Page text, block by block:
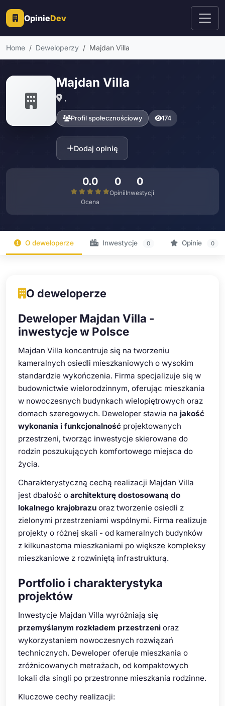
OpinieDev
Home Deweloperzy Majdan Villa
Majdan Villa
,
Profil społecznościowy 174
Dodaj opinię
0.0
Ocena
0
Opinii
0
Inwestycji
O deweloperze Inwestycje 0 Opinie 0
O deweloperze
Deweloper Majdan Villa -
inwestycje w Polsce
Majdan Villa koncentruje się na tworzeniu
kameralnych osiedli mieszkaniowych o wysokim
standardzie wykończenia. Firma specjalizuje się w
budownictwie wielorodzinnym, oferując mieszkania
w nowoczesnych budynkach wielopiętrowych oraz
domach szeregowych. Deweloper stawia na jakość
wykonania i funkcjonalność projektowanych
przestrzeni, tworząc inwestycje skierowane do
rodzin poszukujących komfortowego miejsca do
życia.
Charakterystyczną cechą realizacji Majdan Villa
jest dbałość o architekturę dostosowaną do
lokalnego krajobrazu oraz tworzenie osiedli z
zielonymi przestrzeniami wspólnymi. Firma realizuje
projekty o różnej skali - od kameralnych budynków
z kilkunastoma mieszkaniami po większe kompleksy
mieszkaniowe z rozwiniętą infrastrukturą.
Portfolio i charakterystyka
projektów
Inwestycje Majdan Villa wyróżniają się
przemyślanym rozkładem przestrzeni oraz
wykorzystaniem nowoczesnych rozwiązań
technicznych. Deweloper oferuje mieszkania o
zróżnicowanych metrażach, od kompaktowych
lokali dla singli po przestronne mieszkania rodzinne.
Kluczowe cechy realizacji: